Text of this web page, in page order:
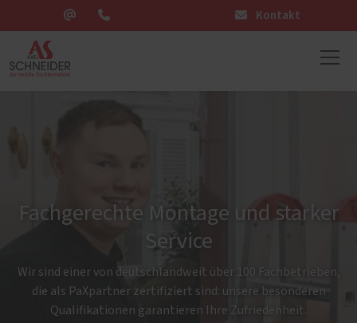
Kontakt
Fachgerechte Montage und starker
Service
Wir sind einer von deutschlandweit über 100 Fachbetrieben,
die als PaXpartner zertifiziert sind: unsere besonderen
Qualifikationen garantieren Ihre Zufriedenheit.